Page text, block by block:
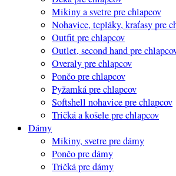
Mikiny a svetre pre chlapcov
Nohavice, tepláky, kraťasy pre
Outfit pre chlapcov
Outlet, second hand pre
Overaly pre chlapcov
Pončo pre chlapcov
Pyžamká pre chlapcov
Softshell nohavice pre chlapcov
Tričká a košele pre chlapcov
Dámy
Mikiny, svetre pre dámy
Pončo pre dámy
Tričká pre dámy